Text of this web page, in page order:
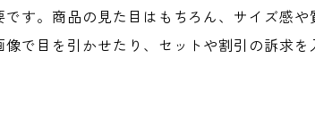
す。商品の見た目はもちろん、サイズ感
で目を引かせたり、セットや割引の訴求を